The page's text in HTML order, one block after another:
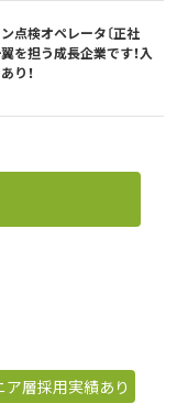
点検オペレータ〔正社
翼を担う成長企業です！入
り！
ア層採用実績あり